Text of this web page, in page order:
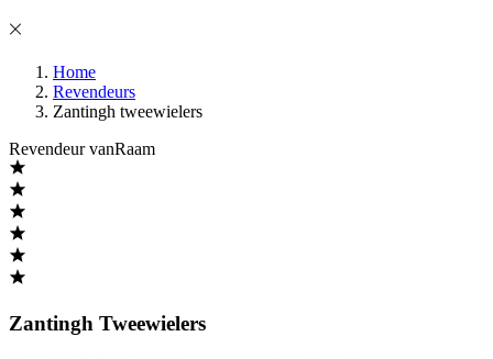
Home
Revendeurs
Zantingh tweewielers
Revendeur vanRaam
Zantingh Tweewielers